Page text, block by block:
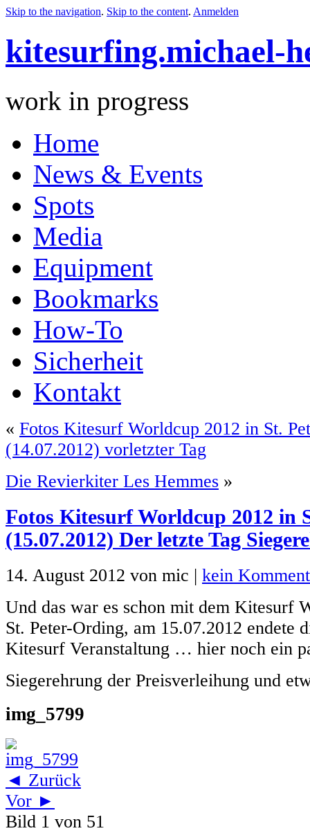
Skip to the navigation. Skip to the content. Anmelden
kitesurfing.michael-
work in progress
Home
News & Events
Spots
Media
Equipment
Bookmarks
How-To
Sicherheit
Kontakt
« Fotos Kitesurf Worldcup 2012 in St.
(14.07.2012) vorletzter Tag
Die Revierkiter Les Hemmes »
Fotos Kitesurf Worldcup 2012 in
(15.07.2012) Der letzte Tag
14. August 2012 von mic | kein
Und das war es schon mit dem Kitesurf
St. Peter-Ording, am 15.07.2012 endete
Kitesurf Veranstaltung … hier noch ein
Siegerehrung der Preisverleihung und
img_5799
◄ Zurück
Vor ►
Bild 1 von 51